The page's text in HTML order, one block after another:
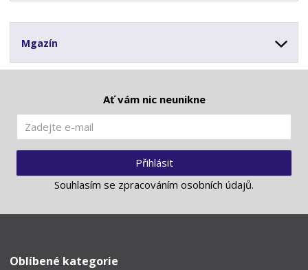
Mgazín
Ať vám nic neunikne
Přihlásit
Souhlasím se zpracováním osobních údajů.
Oblíbené kategorie